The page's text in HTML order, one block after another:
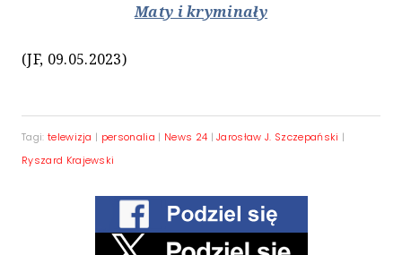
Maty i kryminały
(JF, 09.05.2023)
Tagi: telewizja | personalia | News 24 |Jarosław J. Szczepański |
Ryszard Krajewski